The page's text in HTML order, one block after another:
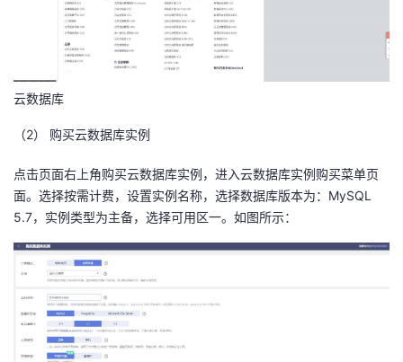
云数据库
（2） 购买云数据库实例
点击页面右上角购买云数据库实例，进入云数据库实例购买菜单页
面。选择按需计费，设置实例名称，选择数据库版本为：MySQL
5.7，实例类型为主备，选择可用区一。如图所示：